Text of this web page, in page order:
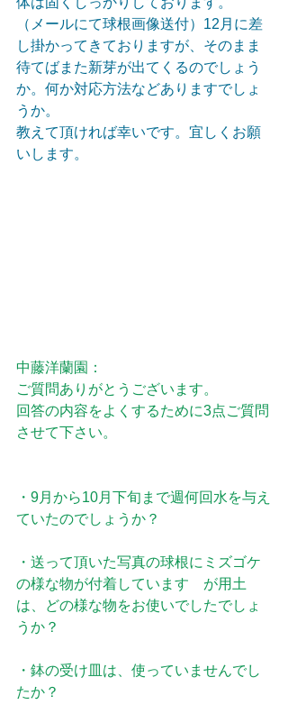
（メールにて球根画像送付）12月に差
し掛かってきておりますが、そのまま
待てばまた新芽が出てくるのでしょう
か。何か対応方法などありますでしょ
うか。
教えて頂ければ幸いです。宜しくお願
いします。
中藤洋蘭園：
ご質問ありがとうございます。
回答の内容をよくするために3点ご質問
させて下さい。
・9月から10月下旬まで週何回水を与え
ていたのでしょうか？
・送って頂いた写真の球根にミズゴケ
の様な物が付着しています　が用土
は、どの様な物をお使いでしたでしょ
うか？
・鉢の受け皿は、使っていませんでし
たか？